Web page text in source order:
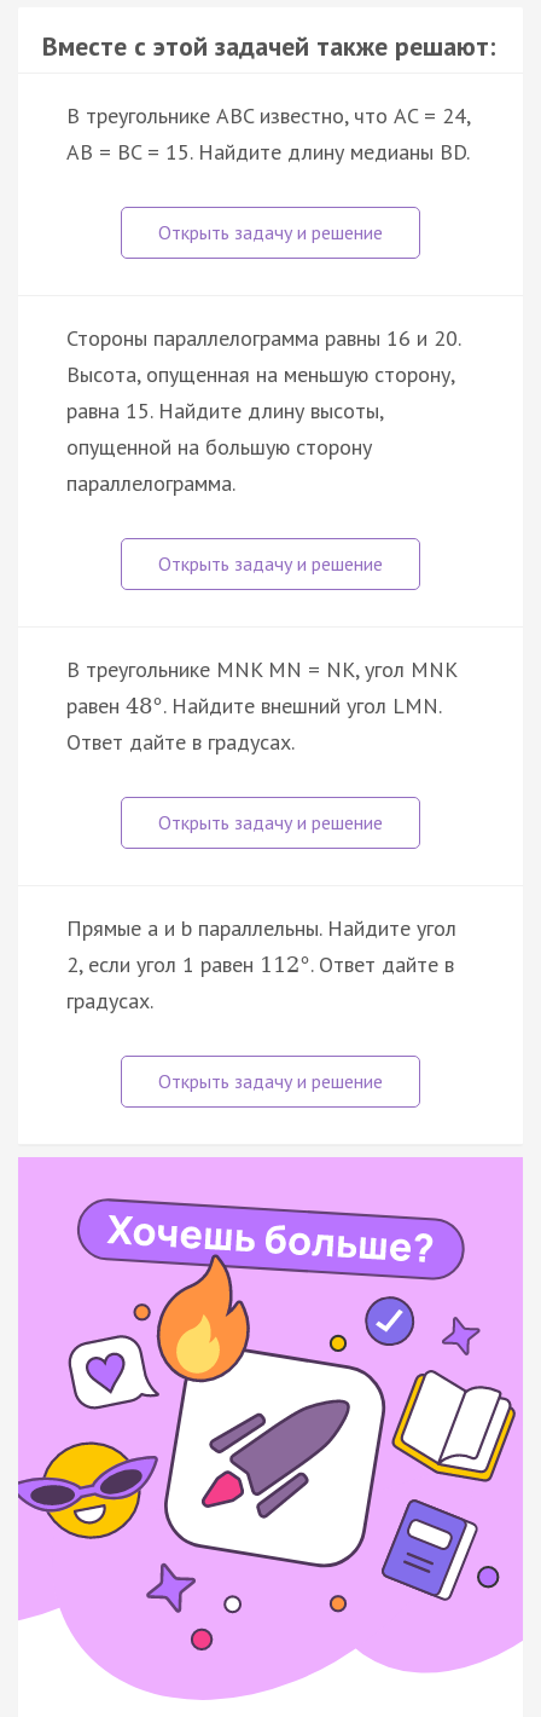
Вместе с этой задачей также решают:
В треугольнике ABC известно, что AC = 24,
AB = BC = 15. Найдите длину медианы BD.
Стороны параллелограмма равны 16 и 20.
Высота, опущенная на меньшую сторону,
равна 15. Найдите длину высоты,
опущенной на большую сторону
параллелограмма.
В треугольнике MNK MN = NK, угол MNK
равен 48°. Найдите внешний угол LMN.
Ответ дайте в градусах.
Прямые a и b параллельны. Найдите угол
2, если угол 1 равен 112°. Ответ дайте в
градусах.